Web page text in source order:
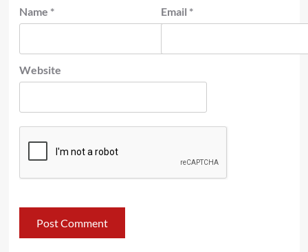
Name * Email *
Website